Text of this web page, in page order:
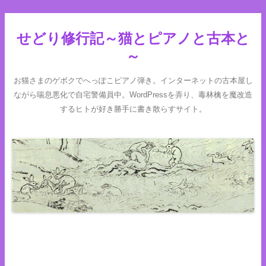
せどり修行記～猫とピアノと古本と
～
お猫さまのゲボクでへっぽこピアノ弾き。インターネットの古本屋し
ながら喘息悪化で自宅警備員中。WordPressを弄り、毒林檎を魔改造
するヒトが好き勝手に書き散らすサイト。